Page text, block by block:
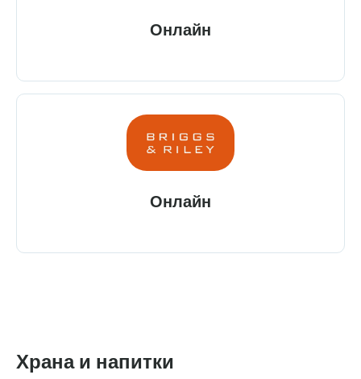
Онлайн
Онлайн
Храна и напитки